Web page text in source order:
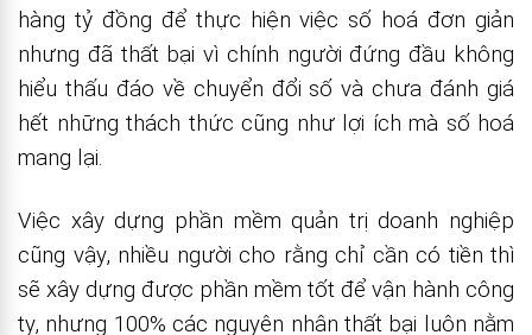
hàng tỷ đồng để thực hiện việc số hoá đơn giản
nhưng đã thất bại vì chính người đứng đầu không
hiểu thấu đáo về chuyển đổi số và chưa đánh giá
hết những thách thức cũng như lợi ích mà số hoá
mang lại.
Việc xây dựng phần mềm quản trị doanh nghiệp
cũng vậy, nhiều người cho rằng chỉ cần có tiền thì
sẽ xây dựng được phần mềm tốt để vận hành công
ty, nhưng 100% các nguyên nhân thất bại luôn nằm